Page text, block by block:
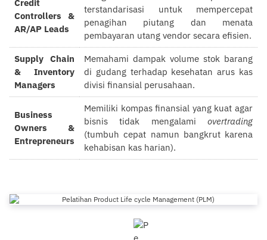
Credit
Controllers &
AR/AP Leads
terstandarisasi untuk mempercepat
penagihan piutang dan menata
pembayaran utang vendor secara efisien.
Supply Chain
& Inventory
Managers
Memahami dampak volume stok barang
di gudang terhadap kesehatan arus kas
divisi finansial perusahaan.
Business
Owners &
Entrepreneurs
Memiliki kompas finansial yang kuat agar
bisnis tidak mengalami overtrading
(tumbuh cepat namun bangkrut karena
kehabisan kas harian).
Pelatihan Product Life cycle